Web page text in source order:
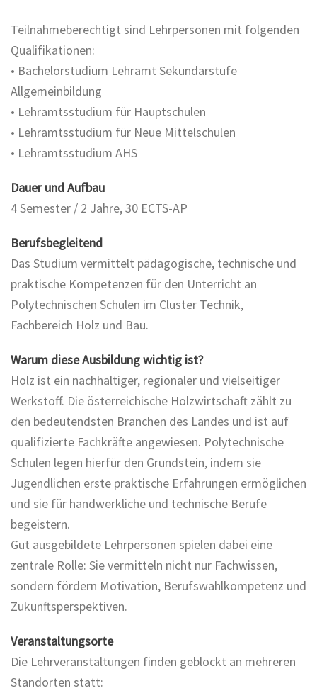
Teilnahmeberechtigt sind Lehrpersonen mit folgenden
Qualifikationen:
• Bachelorstudium Lehramt Sekundarstufe
Allgemeinbildung
• Lehramtsstudium für Hauptschulen
• Lehramtsstudium für Neue Mittelschulen
• Lehramtsstudium AHS
Dauer und Aufbau
4 Semester / 2 Jahre, 30 ECTS-AP
Berufsbegleitend
Das Studium vermittelt pädagogische, technische und
praktische Kompetenzen für den Unterricht an
Polytechnischen Schulen im Cluster Technik,
Fachbereich Holz und Bau.
Warum diese Ausbildung wichtig ist?
Holz ist ein nachhaltiger, regionaler und vielseitiger
Werkstoff. Die österreichische Holzwirtschaft zählt zu
den bedeutendsten Branchen des Landes und ist auf
qualifizierte Fachkräfte angewiesen. Polytechnische
Schulen legen hierfür den Grundstein, indem sie
Jugendlichen erste praktische Erfahrungen ermöglichen
und sie für handwerkliche und technische Berufe
begeistern.
Gut ausgebildete Lehrpersonen spielen dabei eine
zentrale Rolle: Sie vermitteln nicht nur Fachwissen,
sondern fördern Motivation, Berufswahlkompetenz und
Zukunftsperspektiven.
Veranstaltungsorte
Die Lehrveranstaltungen finden geblockt an mehreren
Standorten statt: